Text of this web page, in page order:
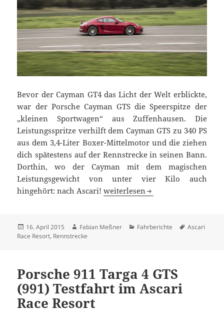
Bevor der Cayman GT4 das Licht der Welt erblickte,
war der Porsche Cayman GTS die Speerspitze der
„kleinen Sportwagen“ aus Zuffenhausen. Die
Leistungsspritze verhilft dem Cayman GTS zu 340 PS
aus dem 3,4-Liter Boxer-Mittelmotor und die ziehen
dich spätestens auf der Rennstrecke in seinen Bann.
Dorthin, wo der Cayman mit dem magischen
Leistungsgewicht von unter vier Kilo auch
hingehört: nach Ascari!Rennstrecken-Ausflug mit dem
weiterlesen
Veröffentlicht
am
16. April 2015 Autor
Fabian Meßner Kategorien
Fahrberichte Schlagwörter
Ascari
Race Resort, Rennstrecke
Porsche 911 Targa 4 GTS
(991) Testfahrt im Ascari
Race Resort